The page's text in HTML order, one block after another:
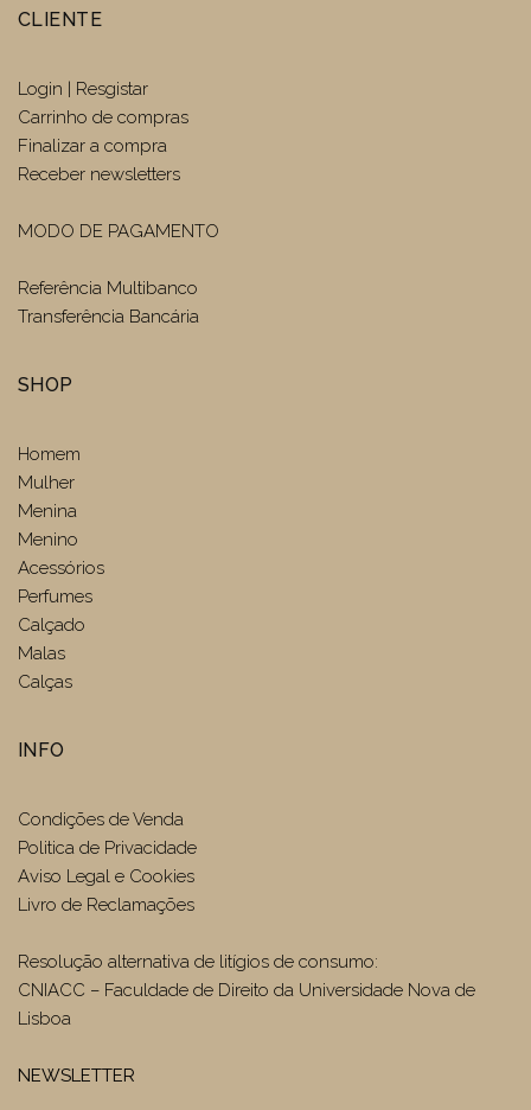
CLIENTE
Login | Resgistar
Carrinho de compras
Finalizar a compra
Receber newsletters
MODO DE PAGAMENTO
Referência Multibanco
Transferência Bancária
SHOP
Homem
Mulher
Menina
Menino
Acessórios
Perfumes
Calçado
Malas
Calças
INFO
Condições de Venda
Politica de Privacidade
Aviso Legal e Cookies
Livro de Reclamações
Resolução alternativa de litígios de consumo:
CNIACC – Faculdade de Direito da Universidade Nova de
Lisboa
NEWSLETTER